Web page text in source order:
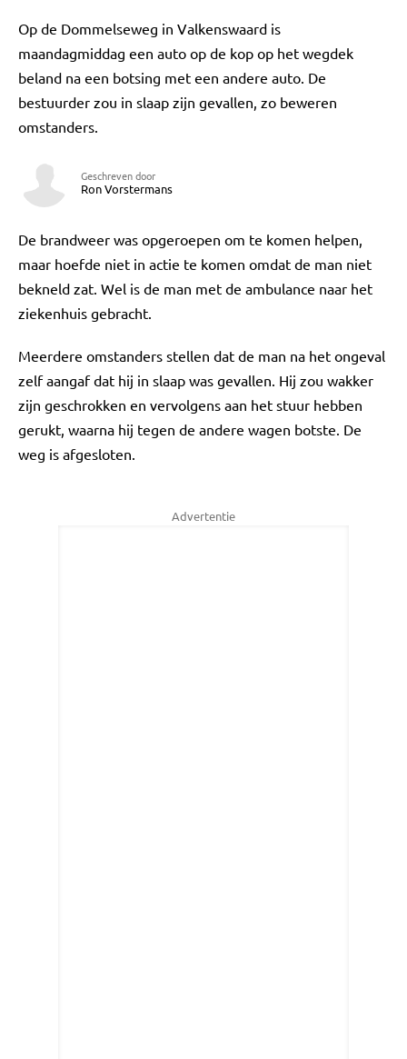
Op de Dommelseweg in Valkenswaard is
maandagmiddag een auto op de kop op het wegdek
beland na een botsing met een andere auto. De
bestuurder zou in slaap zijn gevallen, zo beweren
omstanders.
Geschreven door
Ron Vorstermans
De brandweer was opgeroepen om te komen helpen,
maar hoefde niet in actie te komen omdat de man niet
bekneld zat. Wel is de man met de ambulance naar het
ziekenhuis gebracht.
Meerdere omstanders stellen dat de man na het ongeval
zelf aangaf dat hij in slaap was gevallen. Hij zou wakker
zijn geschrokken en vervolgens aan het stuur hebben
gerukt, waarna hij tegen de andere wagen botste. De
weg is afgesloten.
Advertentie